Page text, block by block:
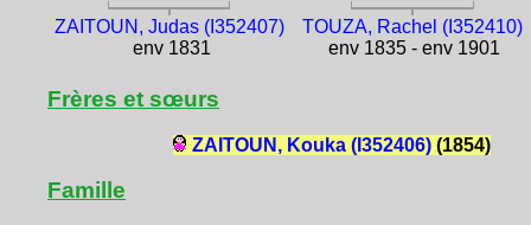
ZAITOUN, Judas (I352407)
env 1831
TOUZA, Rachel (I352410)
env 1835 - env 1901
Frères et sœurs
ZAITOUN, Kouka (I352406)(1854)
Famille